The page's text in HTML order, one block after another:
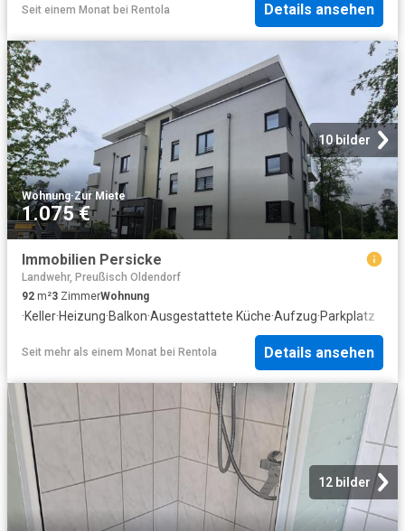
Seit einem Monat bei Rentola Details ansehen
10 bilder
Wohnung·Zur Miete
1.075 €
Immobilien Persicke
Landwehr, Preußisch Oldendorf
92 m²3 ZimmerWohnung
·Keller·Heizung·Balkon·Ausgestattete Küche·Aufzug·Parkplatz
Seit mehr als einem Monat bei Rentola Details ansehen
12 bilder